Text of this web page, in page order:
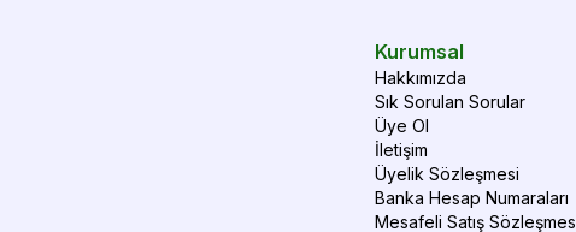
Kurumsal
Hakkımızda
Sık Sorulan Sorular
Üye Ol
İletişim
Üyelik Sözleşmesi
Banka Hesap Numaraları
Mesafeli Satış